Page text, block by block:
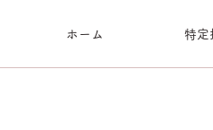
ホーム 特定